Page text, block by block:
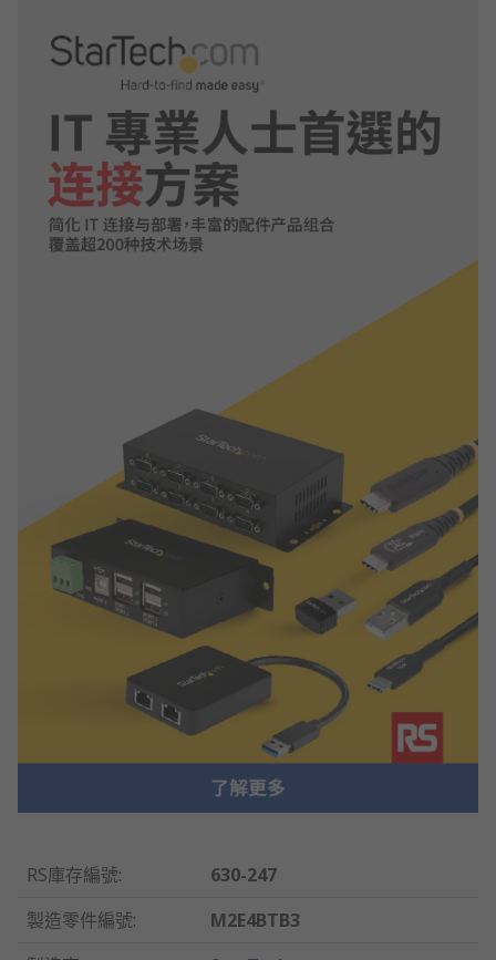
RS庫存編號:
630-247
製造零件編號:
M2E4BTB3